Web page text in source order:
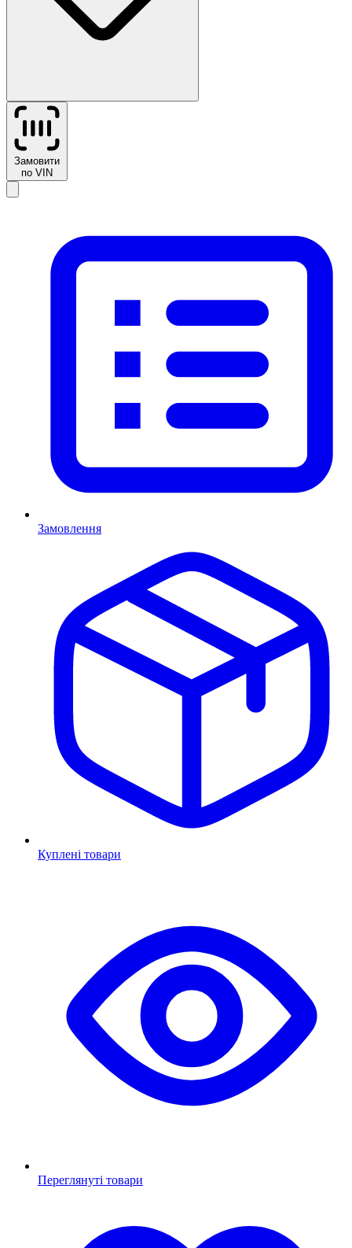
Замовити
по VIN
Замовлення
Куплені товари
Переглянуті товари